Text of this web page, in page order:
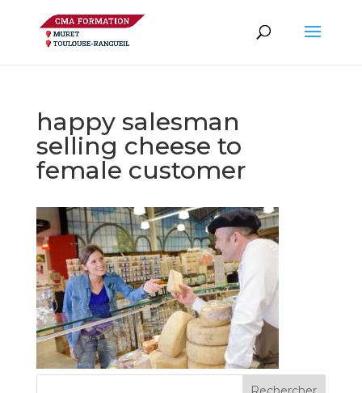
happy salesman
selling cheese to
female customer